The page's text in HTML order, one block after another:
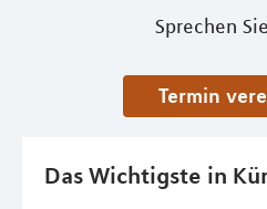
Sprechen
Termin
Das Wichtigste in